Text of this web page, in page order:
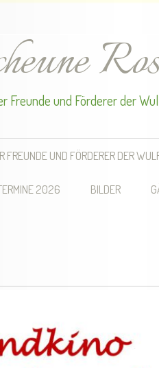
Freunde und Förderer der
FREUNDE UND FÖRDERER DER
2026 BILDER